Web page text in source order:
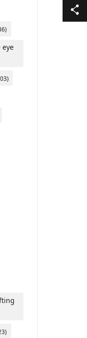
eye